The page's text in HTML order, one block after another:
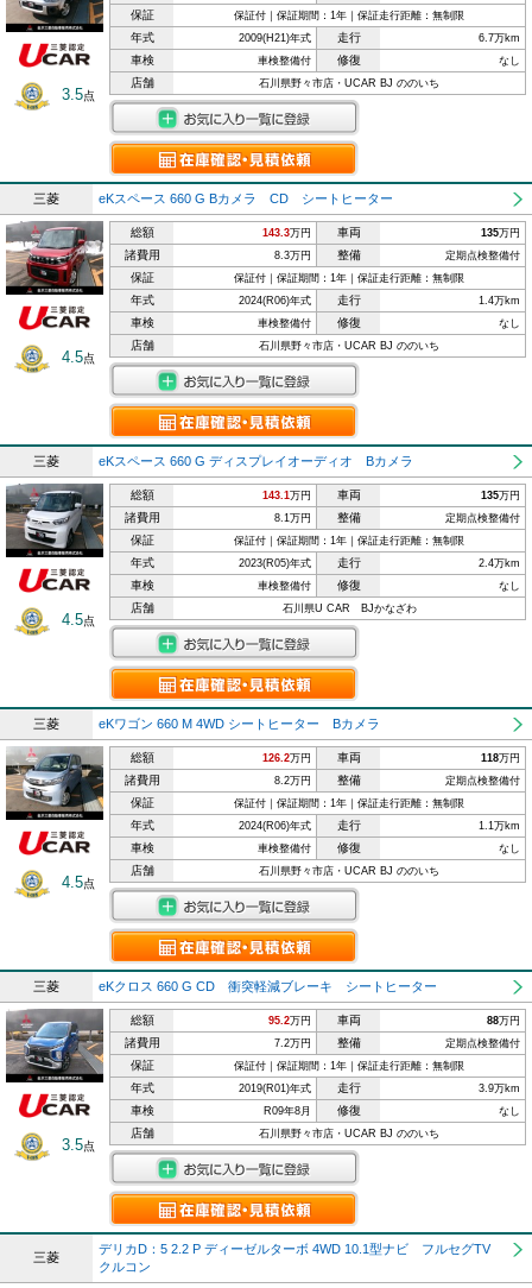
3.5点
保証 保証付｜保証期間：1年｜保証走行距離：無制限
年式 2009(H21)年式 走行 6.7万km
車検 車検整備付 修復 なし
店舗 石川県野々市店・UCAR BJ ののいち
三菱 eKスペース 660 G Bカメラ CD シートヒーター
4.5点
総額 143.3万円 車両 135万円
諸費用 8.3万円 整備 定期点検整備付
保証 保証付｜保証期間：1年｜保証走行距離：無制限
年式 2024(R06)年式 走行 1.4万km
車検 車検整備付 修復 なし
店舗 石川県野々市店・UCAR BJ ののいち
三菱 eKスペース 660 G ディスプレイオーディオ Bカメラ
4.5点
総額 143.1万円 車両 135万円
諸費用 8.1万円 整備 定期点検整備付
保証 保証付｜保証期間：1年｜保証走行距離：無制限
年式 2023(R05)年式 走行 2.4万km
車検 車検整備付 修復 なし
店舗 石川県U CAR BJかなざわ
三菱 eKワゴン 660 M 4WD シートヒーター Bカメラ
4.5点
総額 126.2万円 車両 118万円
諸費用 8.2万円 整備 定期点検整備付
保証 保証付｜保証期間：1年｜保証走行距離：無制限
年式 2024(R06)年式 走行 1.1万km
車検 車検整備付 修復 なし
店舗 石川県野々市店・UCAR BJ ののいち
三菱 eKクロス 660 G CD 衝突軽減ブレーキ シートヒーター
3.5点
総額 95.2万円 車両 88万円
諸費用 7.2万円 整備 定期点検整備付
保証 保証付｜保証期間：1年｜保証走行距離：無制限
年式 2019(R01)年式 走行 3.9万km
車検 R09年8月 修復 なし
店舗 石川県野々市店・UCAR BJ ののいち
三菱
デリカD：5 2.2 P ディーゼルターボ 4WD 10.1型ナビ フルセグTV
クルコン